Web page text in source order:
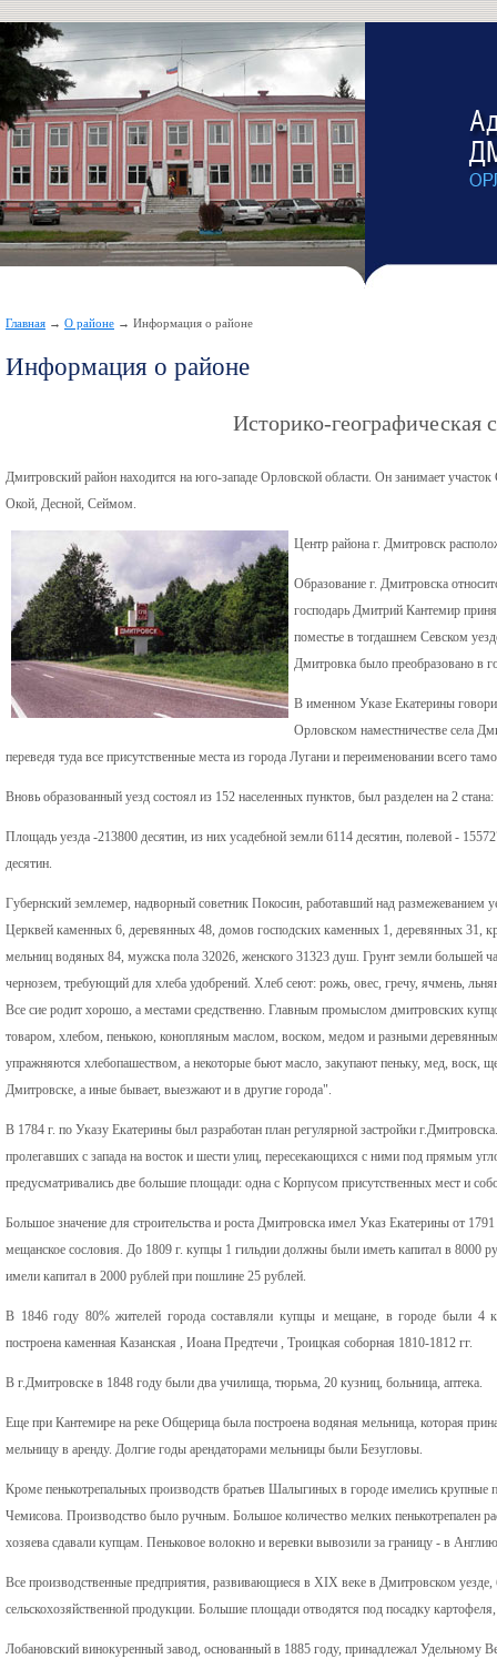
Главная → О районе → Информация о районе
Информация о районе
Историко-географическая
Дмитровский район находится на юго-западе Орловской области. Он занимает
Окой, Десной, Сеймом.
Центр района г. Дмитровск
Образование г. Дмитровска
господарь Дмитрий Кантемир
поместье в тогдашнем Севском
Дмитровка было преобразовано в
В именном Указе Екатерины
Орловском наместничестве села
переведя туда все присутственные места из города Лугани и переименовании всего
Вновь образованный уезд состоял из 152 населенных пунктов, был разделен на 2
Площадь уезда -213800 десятин, из них усадебной земли 6114 десятин, полевой -
десятин.
Губернский землемер, надворный советник Покосин, работавший над размежеванием
Церквей каменных 6, деревянных 48, домов господских каменных 1, деревянных 31,
мельниц водяных 84, мужска пола 32026, женского 31323 душ. Грунт земли большей
чернозем, требующий для хлеба удобрений. Хлеб сеют: рожь, овес, гречу, ячмень,
Все сие родит хорошо, а местами средственно. Главным промыслом дмитровских
товаром, хлебом, пенькою, конопляным маслом, воском, медом и разными
упражняются хлебопашеством, а некоторые бьют масло, закупают пеньку, мед, воск,
Дмитровске, а иные бывает, выезжают и в другие города".
В 1784 г. по Указу Екатерины был разработан план регулярной застройки
пролегавших с запада на восток и шести улиц, пересекающихся с ними под прямым
предусматривались две большие площади: одна с Корпусом присутственных мест и
Большое значение для строительства и роста Дмитровска имел Указ Екатерины от
мещанское сословия. До 1809 г. купцы 1 гильдии должны были иметь капитал в 8000
имели капитал в 2000 рублей при пошлине 25 рублей.
В 1846 году 80% жителей города составляли купцы и мещане, в городе были 4
построена каменная Казанская , Иоана Предтечи , Троицкая соборная 1810-1812 гг.
В г.Дмитровске в 1848 году были два училища, тюрьма, 20 кузниц, больница, аптека.
Еще при Кантемире на реке Общерица была построена водяная мельница, которая
мельницу в аренду. Долгие годы арендаторами мельницы были Безугловы.
Кроме пенькотрепальных производств братьев Шалыгиных в городе имелись крупные
Чемисова. Производство было ручным. Большое количество мелких пенькотрепален
хозяева сдавали купцам. Пеньковое волокно и веревки вывозили за границу - в
Все производственные предприятия, развивающиеся в XIX веке в Дмитровском
сельскохозяйственной продукции. Большие площади отводятся под посадку
Лобановский винокуренный завод, основанный в 1885 году, принадлежал Удельному